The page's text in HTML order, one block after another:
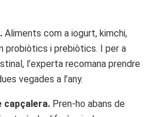
Aliments com a iogurt, kimchi,
probiòtics i prebiòtics. I per a
l’experta recomana prendre
vegades a l’any.
capçalera. Pren-ho abans de